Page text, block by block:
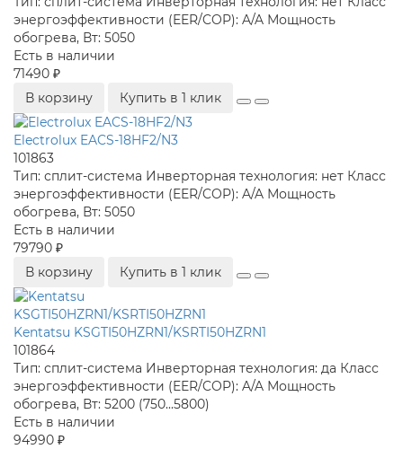
энергоэффективности (EER/COP): A/A Мощность
обогрева, Вт: 5050
Есть в наличии
71490 ₽
В корзину
Купить в 1 клик
Electrolux EACS-18HF2/N3
101863
Тип: сплит-система Инверторная технология: нет Класс
энергоэффективности (EER/COP): A/A Мощность
обогрева, Вт: 5050
Есть в наличии
79790 ₽
В корзину
Купить в 1 клик
Kentatsu KSGTI50HZRN1/KSRTI50HZRN1
101864
Тип: сплит-система Инверторная технология: да Класс
энергоэффективности (EER/COP): A/A Мощность
обогрева, Вт: 5200 (750...5800)
Есть в наличии
94990 ₽